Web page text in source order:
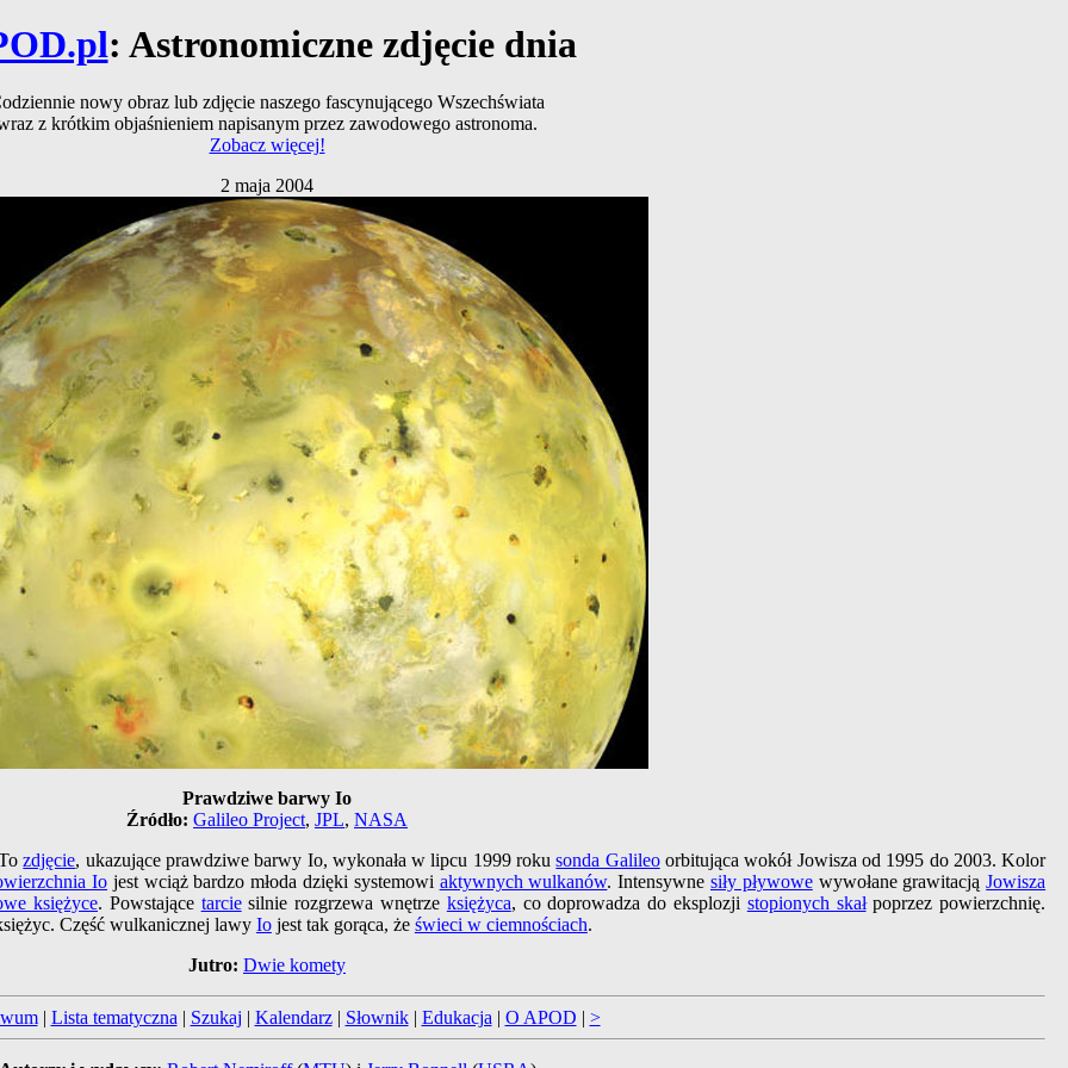
: Astronomiczne zdjęcie dnia
nowy obraz lub zdjęcie naszego fascynującego Wszechświata
z krótkim objaśnieniem napisanym przez zawodowego astronoma.
Zobacz więcej!
2 maja 2004
Prawdziwe barwy Io
Źródło: Galileo Project, JPL, NASA
zdjęcie, ukazujące prawdziwe barwy Io, wykonała w lipcu 1999 rokusonda Galileoorbitująca wokół Jowisza od 1995 do 2003. Kolor
Io jest wciąż bardzo młoda dzięki systemowi aktywnych wulkanów. Intensywne siły pływowewywołane grawitacjąJowisza
księżyce. Powstające tarciesilnie rozgrzewa wnętrze księżyca, co doprowadza do eksplozji stopionych skałpoprzez powierzchnię.
Część wulkanicznej lawy Iojest tak gorąca, że świeci w ciemnościach.
Jutro: Dwie komety
| Lista tematyczna | Szukaj | Kalendarz| Słownik| Edukacja | O APOD | >